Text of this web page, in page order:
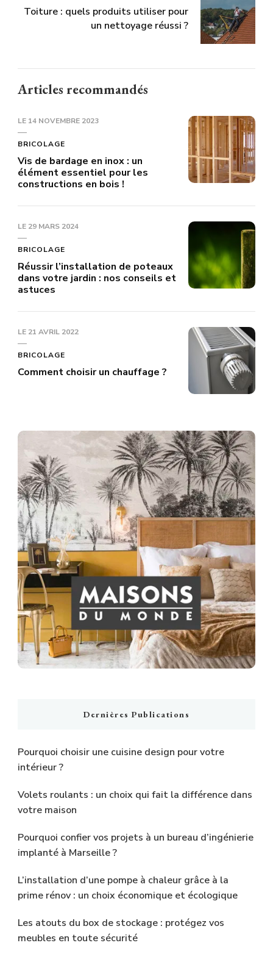
Toiture : quels produits utiliser pour
un nettoyage réussi ?
Articles recommandés
LE 14 NOVEMBRE 2023
BRICOLAGE
Vis de bardage en inox : un
élément essentiel pour les
constructions en bois !
LE 29 MARS 2024
BRICOLAGE
Réussir l’installation de poteaux
dans votre jardin : nos conseils et
astuces
LE 21 AVRIL 2022
BRICOLAGE
Comment choisir un chauffage ?
Dernières Publications
Pourquoi choisir une cuisine design pour votre
intérieur ?
Volets roulants : un choix qui fait la différence dans
votre maison
Pourquoi confier vos projets à un bureau d’ingénierie
implanté à Marseille ?
L’installation d’une pompe à chaleur grâce à la
prime rénov : un choix économique et écologique
Les atouts du box de stockage : protégez vos
meubles en toute sécurité